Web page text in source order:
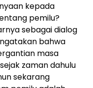
kepada
pemilu?
sebagai dialog
bahwa
masa
zaman dahulu
sekarang